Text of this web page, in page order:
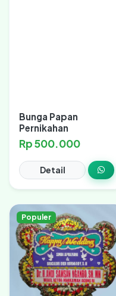
Bunga Papan
Pernikahan
Rp 500.000
Detail
Populer